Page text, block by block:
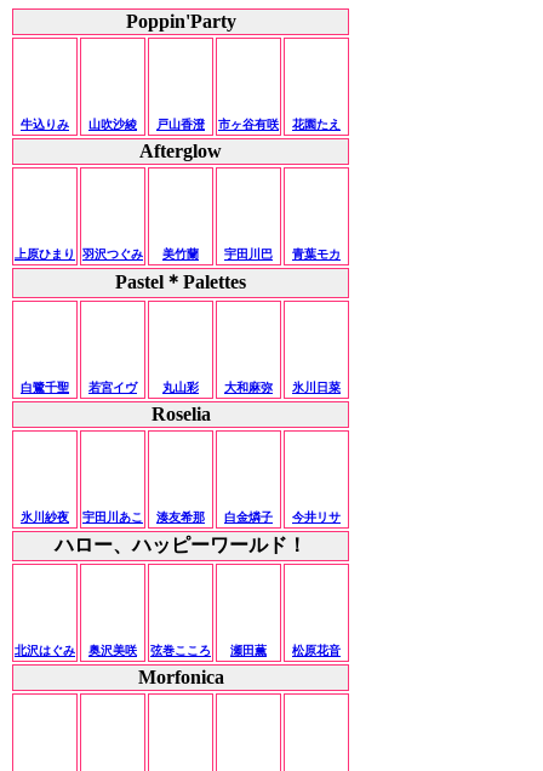
Poppin'Party
牛込りみ 山吹沙綾 戸山香澄 市ヶ谷有咲 花園たえ
Afterglow
上原ひまり 羽沢つぐみ 美竹蘭 宇田川巴 青葉モカ
Pastel＊Palettes
白鷺千聖 若宮イヴ 丸山彩 大和麻弥 氷川日菜
Roselia
氷川紗夜 宇田川あこ 湊友希那 白金燐子 今井リサ
ハロー、ハッピーワールド！
北沢はぐみ 奥沢美咲 弦巻こころ 瀬田薫 松原花音
Morfonica